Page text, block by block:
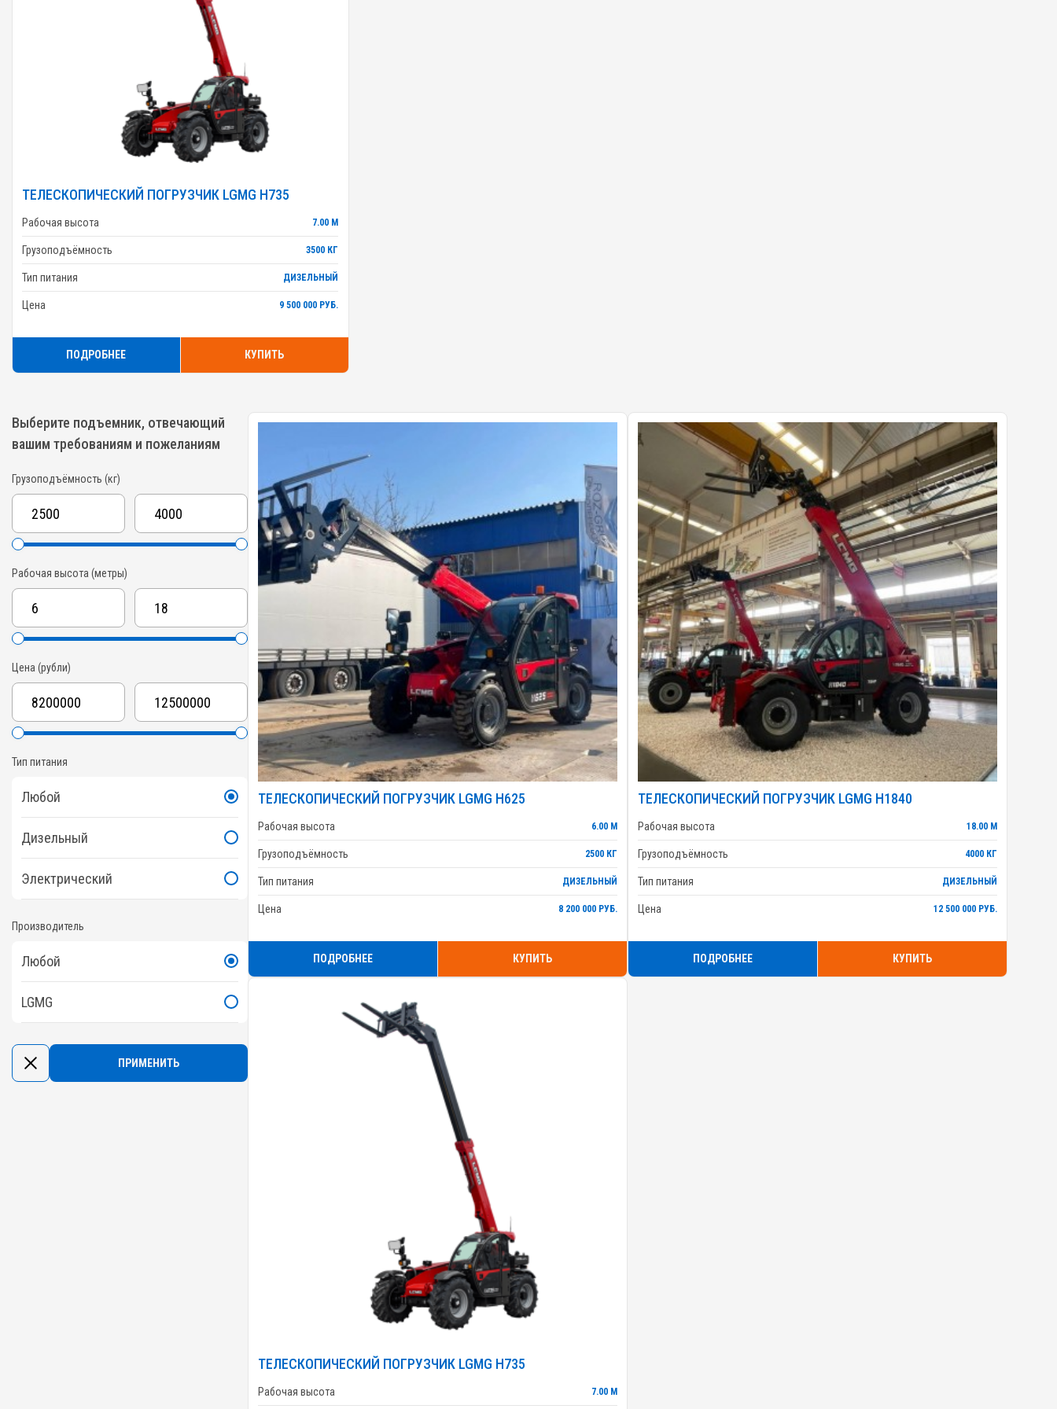
ТЕЛЕСКОПИЧЕСКИЙ ПОГРУЗЧИК LGMG H735
Рабочая высота 7.00 М
Грузоподъёмность 3500 КГ
Тип питания ДИЗЕЛЬНЫЙ
Цена 9 500 000 РУБ.
ПОДРОБНЕЕ КУПИТЬ
Выберите подъемник, отвечающий
вашим требованиям и пожеланиям
Грузоподъёмность (кг)
Рабочая высота (метры)
Цена (рубли)
Тип питания
Любой
Дизельный
Электрический
Производитель
Любой
LGMG
ТЕЛЕСКОПИЧЕСКИЙ ПОГРУЗЧИК LGMG H625
Рабочая высота 6.00 М
Грузоподъёмность 2500 КГ
Тип питания ДИЗЕЛЬНЫЙ
Цена 8 200 000 РУБ.
ПОДРОБНЕЕ КУПИТЬ
ТЕЛЕСКОПИЧЕСКИЙ ПОГРУЗЧИК LGMG H1840
Рабочая высота 18.00 М
Грузоподъёмность 4000 КГ
Тип питания ДИЗЕЛЬНЫЙ
Цена 12 500 000 РУБ.
ПОДРОБНЕЕ КУПИТЬ
ТЕЛЕСКОПИЧЕСКИЙ ПОГРУЗЧИК LGMG H735
Рабочая высота 7.00 М